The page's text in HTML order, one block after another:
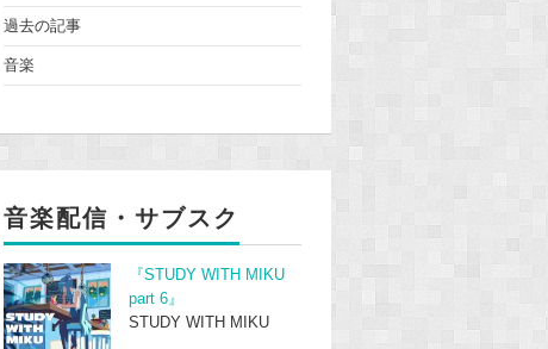
過去の記事
音楽
音楽配信・サブスク
『STUDY WITH MIKU
part 6』
STUDY WITH MIKU